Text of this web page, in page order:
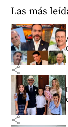
Las más
share
share